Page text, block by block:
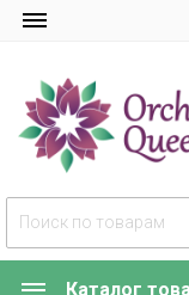
Каталог